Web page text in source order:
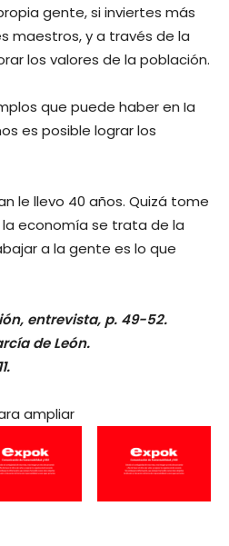
gente, si inviertes más
maestros, y a través de la
los valores de la población.
que puede haber en Ia
es posible lograr los
le llevo 40 años. Quizá tome
la economía se trata de la
a la gente es lo que
entrevista, p. 49-52.
de León.
ampliar